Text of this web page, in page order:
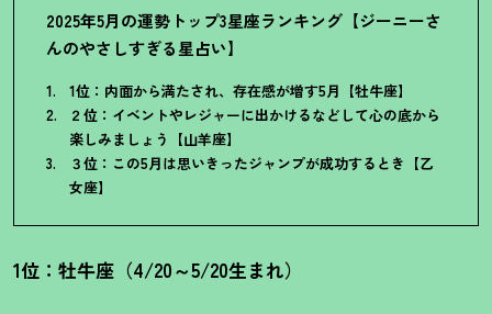
2025年5月の運勢トップ3星座ランキング【ジーニーさ
んのやさしすぎる星占い】
1位：内面から満たされ、存在感が増す5月【牡牛座】
２位：イベントやレジャーに出かけるなどして心の底から
楽しみましょう【山羊座】
３位：この5月は思いきったジャンプが成功するとき【乙
女座】
1位：牡牛座（4/20～5/20生まれ）